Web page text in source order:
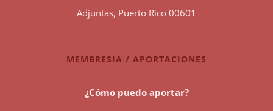
Adjuntas, Puerto Rico 00601
MEMBRESIA / APORTACIONES
¿Cómo puedo aportar?